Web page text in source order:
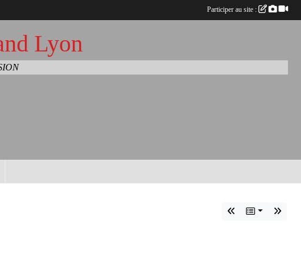
Lyon
Participer au site :